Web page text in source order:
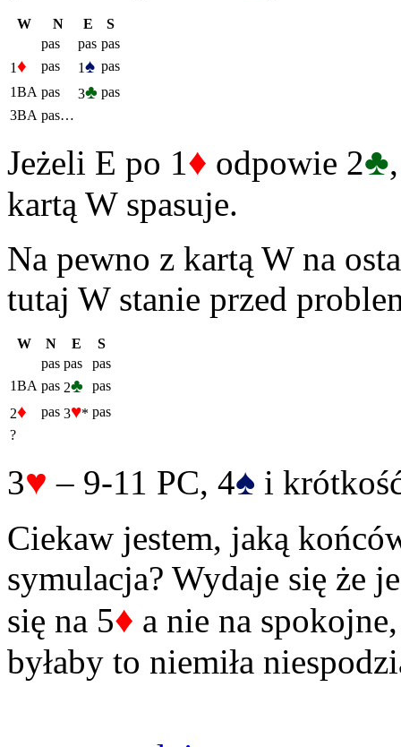
W N E
S
pas
pas pas
1♦ pas 1♠ pas
1BA pas 3♣ pas
3BA pas…
Jeżeli E po 1♦ odpowie 2♣
kartą W spasuje.
Na pewno z kartą W na
tutaj W stanie przed
W N E
S
pas pas
pas
1BA pas 2♣ pas
2♦ pas 3♥* pas
?
3♥ – 9-11 PC, 4♠ i
Ciekaw jestem, jaką
symulacja? Wydaje się że
się na 5♦ a nie na
byłaby to niemiła